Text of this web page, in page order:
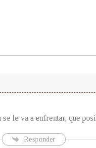
se le va a enfrentar, que
Responder